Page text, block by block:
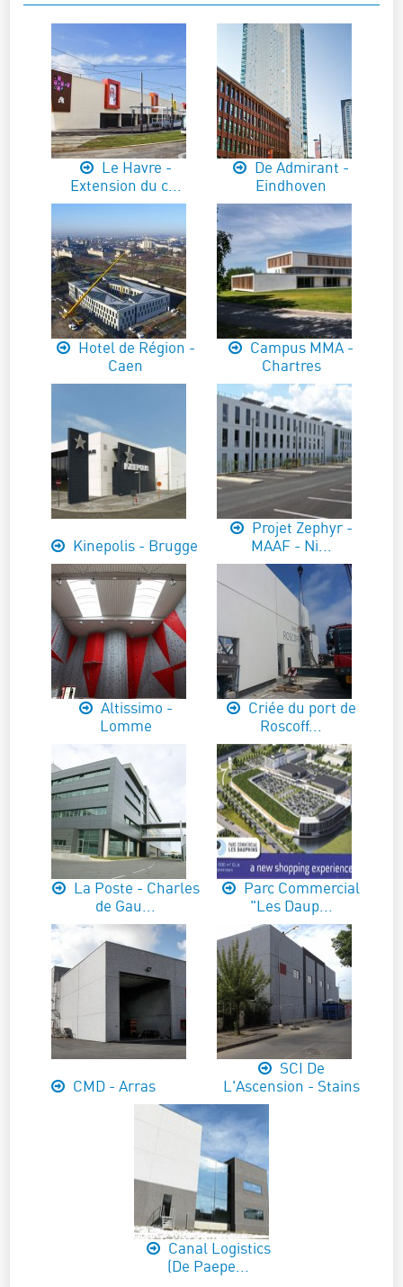
Le Havre -
Extension du c...
De Admirant -
Eindhoven
Hotel de Région -
Caen
Campus MMA -
Chartres
Kinepolis - Brugge
Projet Zephyr -
MAAF - Ni...
Altissimo -
Lomme
Criée du port de
Roscoff...
La Poste - Charles
de Gau...
Parc Commercial
"Les Daup...
CMD - Arras
SCI De
L'Ascension - Stains
Canal Logistics
(De Paepe...